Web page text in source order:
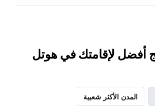
أفضل لإقامتك في هوتل
المدن الأكثر شعبية